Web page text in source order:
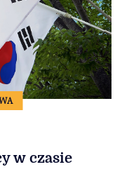
w czasie